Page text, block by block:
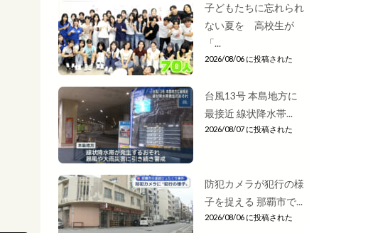
子どもたちに忘れられ
ない夏を 高校生が
「...
2026/08/06 に投稿された
台風13号 本島地方に
最接近 線状降水帯...
2026/08/07 に投稿された
防犯カメラが犯行の様
子を捉える 那覇市で...
2026/08/06 に投稿された